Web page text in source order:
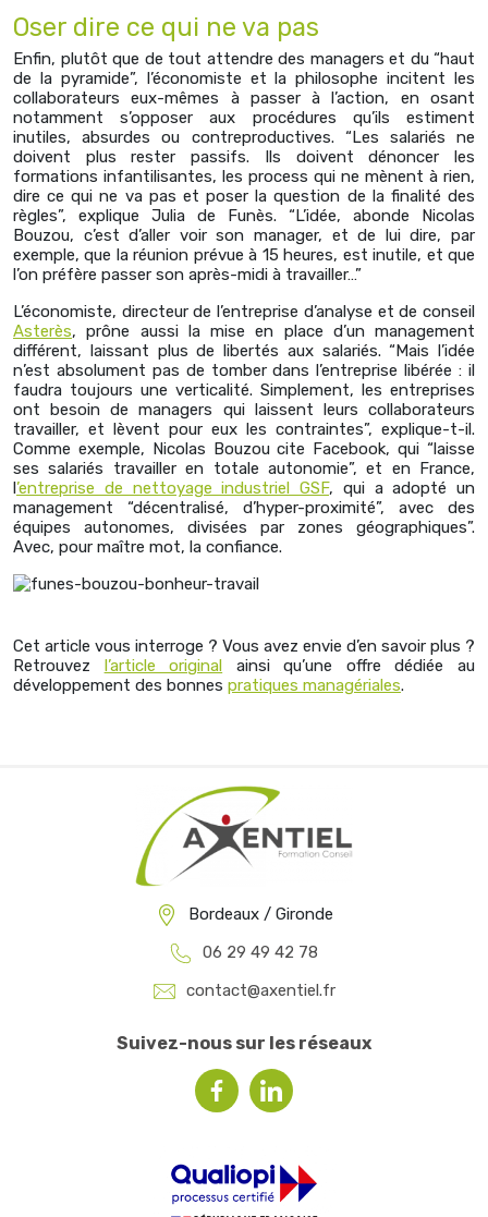
Oser dire ce qui ne va pas
Enfin, plutôt que de tout attendre des managers et du “haut
de la pyramide”, l’économiste et la philosophe incitent les
collaborateurs eux-mêmes à passer à l’action, en osant
notamment s’opposer aux procédures qu’ils estiment
inutiles, absurdes ou contreproductives. “Les salariés ne
doivent plus rester passifs. Ils doivent dénoncer les
formations infantilisantes, les process qui ne mènent à rien,
dire ce qui ne va pas et poser la question de la finalité des
règles”, explique Julia de Funès. “L’idée, abonde Nicolas
Bouzou, c’est d’aller voir son manager, et de lui dire, par
exemple, que la réunion prévue à 15 heures, est inutile, et que
l’on préfère passer son après-midi à travailler…”
L’économiste, directeur de l’entreprise d’analyse et de conseil
Asterès, prône aussi la mise en place d’un management
différent, laissant plus de libertés aux salariés. “Mais l’idée
n’est absolument pas de tomber dans l’entreprise libérée : il
faudra toujours une verticalité. Simplement, les entreprises
ont besoin de managers qui laissent leurs collaborateurs
travailler, et lèvent pour eux les contraintes”, explique-t-il.
Comme exemple, Nicolas Bouzou cite Facebook, qui “laisse
ses salariés travailler en totale autonomie”, et en France,
’entreprise de nettoyage industriel GSF, qui a adopté un
management “décentralisé, d’hyper-proximité”, avec des
équipes autonomes, divisées par zones géographiques”.
Avec, pour maître mot, la confiance.
Cet article vous interroge ? Vous avez envie d’en savoir plus ?
Retrouvez
l’article original
ainsi qu’une offre dédiée au
développement des bonnes pratiques managériales.
Bordeaux / Gironde
06 29 49 42 78
contact@axentiel.fr
Suivez-nous sur les réseaux